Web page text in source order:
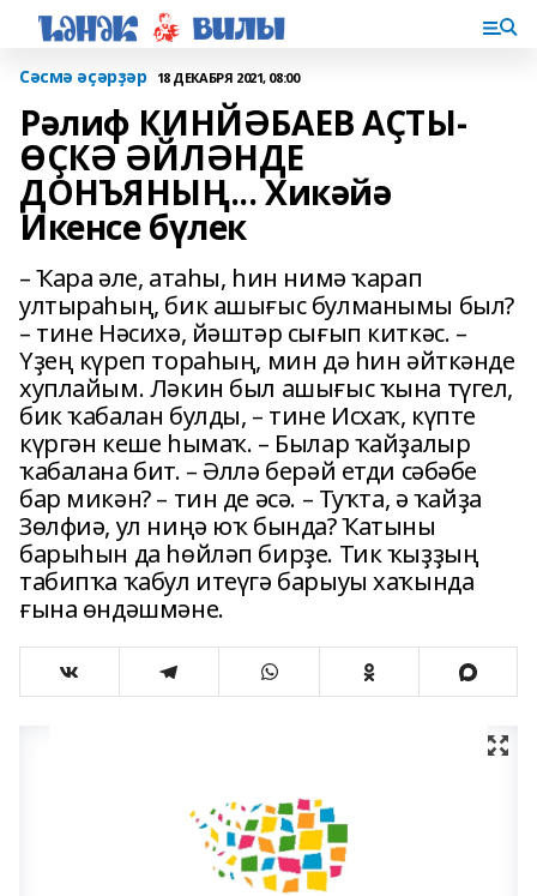
Сәсмә әҫәрҙәр 18 ДЕКАБРЯ 2021, 08:00
Рәлиф КИНЙӘБАЕВ АҪТЫ-
ӨҪКӘ ӘЙЛӘНДЕ
ДОНЪЯНЫҢ... Хикәйә
Икенсе бүлек
– Ҡара әле, атаһы, һин нимә ҡарап
ултыраһың, бик ашығыс булманымы был?
– тине Нәсихә, йәштәр сығып киткәс. –
Үҙең күреп тораһың, мин дә һин әйткәнде
хуплайым. Ләкин был ашығыс ҡына түгел,
бик ҡабалан булды, – тине Исхаҡ, күпте
күргән кеше һымаҡ. – Былар ҡайҙалыр
ҡабалана бит. – Әллә берәй етди сәбәбе
бар микән? – тин де әсә. – Туҡта, ә ҡайҙа
Зөлфиә, ул ниңә юҡ бында? Ҡатыны
барыһын да һөйләп бирҙе. Тик ҡыҙҙың
табипҡа ҡабул итеүгә барыуы хаҡында
ғына өндәшмәне.